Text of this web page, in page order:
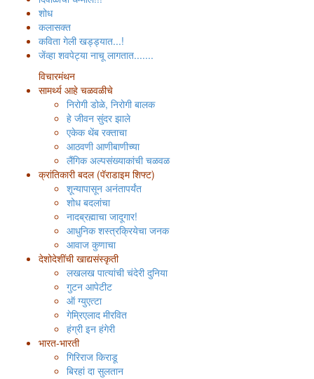
शोध
कलासक्त
कविता गेली खड्ड्यात...!
जेंव्हा शवपेट्या नाचू लागतात.......
विचारमंथन
सामर्थ्य आहे चळवळीचे
निरोगी डोळे, निरोगी बालक
हे जीवन सुंदर झाले
एकेक थेंब रक्ताचा
आठवणी आणीबाणीच्या
लैंगिक अल्पसंख्याकांची चळवळ
क्रांतिकारी बदल (पॅराडाइम शिफ्ट)
शून्यापासून अनंतापर्यंत
शोध बदलांचा
नादब्रह्माचा जादूगार!
आधुनिक शस्त्रक्रियेचा जनक
आवाज कुणाचा
देशोदेशींची खाद्यसंस्कृती
लखलख पात्यांची चंदेरी दुनिया
गुटन आपेटीट
ऑ ग्युएत्टा
गेम्रिएलाद मीरवित
हंग्री इन हंगेरी
भारत-भारती
गिरिराज किराडू
बिरहां दा सुलतान